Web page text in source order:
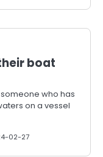
boat
who has
on a vessel
02-27